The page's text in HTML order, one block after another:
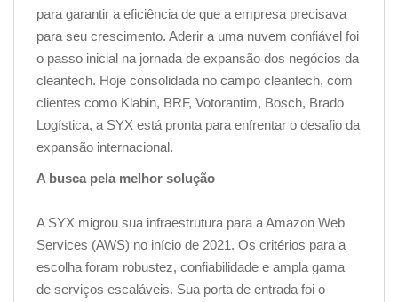
para garantir a eficiência de que a empresa precisava
para seu crescimento. Aderir a uma nuvem confiável foi
o passo inicial na jornada de expansão dos negócios da
cleantech. Hoje consolidada no campo cleantech, com
clientes como Klabin, BRF, Votorantim, Bosch, Brado
Logística, a SYX está pronta para enfrentar o desafio da
expansão internacional.
A busca pela melhor solução
A SYX migrou sua infraestrutura para a Amazon Web
Services (AWS) no início de 2021. Os critérios para a
escolha foram robustez, confiabilidade e ampla gama
de serviços escaláveis. Sua porta de entrada foi o